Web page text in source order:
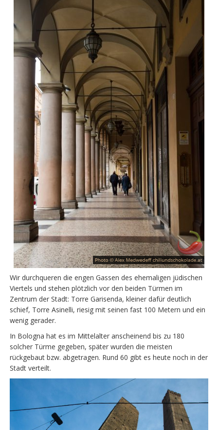
Wir durchqueren die engen Gassen des ehemaligen jüdischen
Viertels und stehen plötzlich vor den beiden Türmen im
Zentrum der Stadt: Torre Garisenda, kleiner dafür deutlich
schief, Torre Asinelli, riesig mit seinen fast 100 Metern und ein
wenig gerader.
In Bologna hat es im Mittelalter anscheinend bis zu 180
solcher Türme gegeben, später wurden die meisten
rückgebaut bzw. abgetragen. Rund 60 gibt es heute noch in der
Stadt verteilt.